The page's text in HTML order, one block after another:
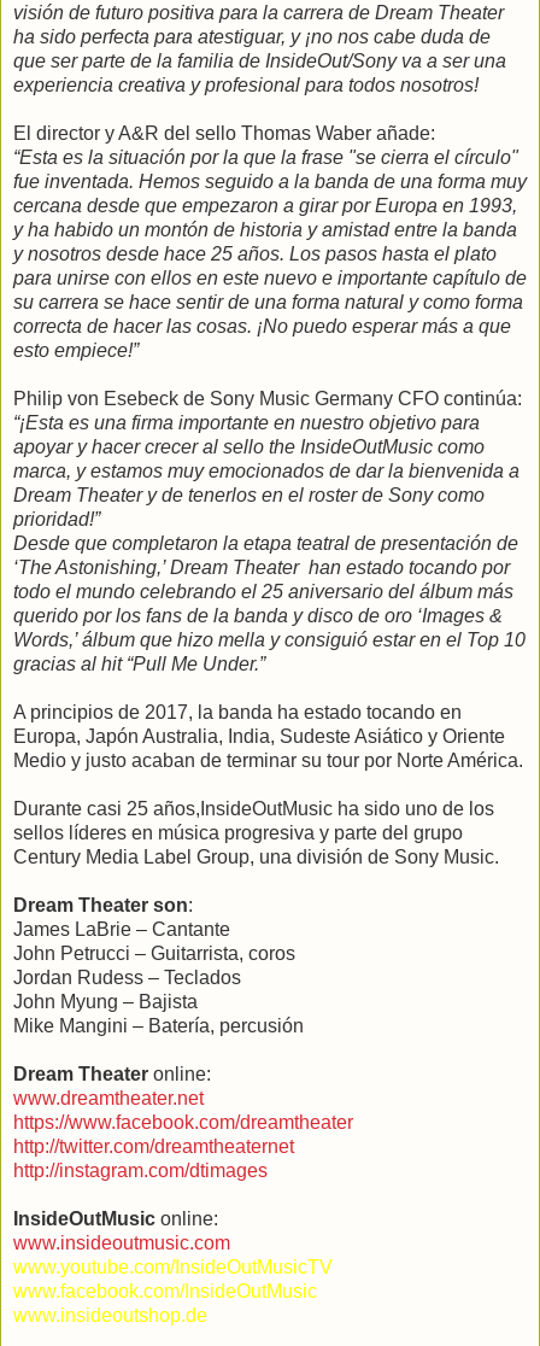
visión de futuro positiva para la carrera de Dream Theater
ha sido perfecta para atestiguar, y ¡no nos cabe duda de
que ser parte de la familia de InsideOut/Sony va a ser una
experiencia creativa y profesional para todos nosotros!
El director y A&R del sello Thomas Waber añade:
“Esta es la situación por la que la frase "se cierra el círculo"
fue inventada. Hemos seguido a la banda de una forma muy
cercana desde que empezaron a girar por Europa en 1993,
y ha habido un montón de historia y amistad entre la banda
y nosotros desde hace 25 años. Los pasos hasta el plato
para unirse con ellos en este nuevo e importante capítulo de
su carrera se hace sentir de una forma natural y como forma
correcta de hacer las cosas. ¡No puedo esperar más a que
esto empiece!”
Philip von Esebeck de Sony Music Germany CFO continúa:
“¡Esta es una firma importante en nuestro objetivo para
apoyar y hacer crecer al sello the InsideOutMusic como
marca, y estamos muy emocionados de dar la bienvenida a
Dream Theater y de tenerlos en el roster de Sony como
prioridad!”
Desde que completaron la etapa teatral de presentación de
‘The Astonishing,’ Dream Theater han estado tocando por
todo el mundo celebrando el 25 aniversario del álbum más
querido por los fans de la banda y disco de oro ‘Images &
Words,’ álbum que hizo mella y consiguió estar en el Top 10
gracias al hit “Pull Me Under.”
A principios de 2017, la banda ha estado tocando en
Europa, Japón Australia, India, Sudeste Asiático y Oriente
Medio y justo acaban de terminar su tour por Norte América.
Durante casi 25 años,InsideOutMusic ha sido uno de los
sellos líderes en música progresiva y parte del grupo
Century Media Label Group, una división de Sony Music.
Dream Theater son:
James LaBrie – Cantante
John Petrucci – Guitarrista, coros
Jordan Rudess – Teclados
John Myung – Bajista
Mike Mangini – Batería, percusión
Dream Theater online:
www.dreamtheater.net
https://www.facebook.com/dreamtheater
http://twitter.com/dreamtheaternet
http://instagram.com/dtimages
InsideOutMusic online:
www.insideoutmusic.com
www.youtube.com/InsideOutMusicTV
www.facebook.com/InsideOutMusic
www.insideoutshop.de